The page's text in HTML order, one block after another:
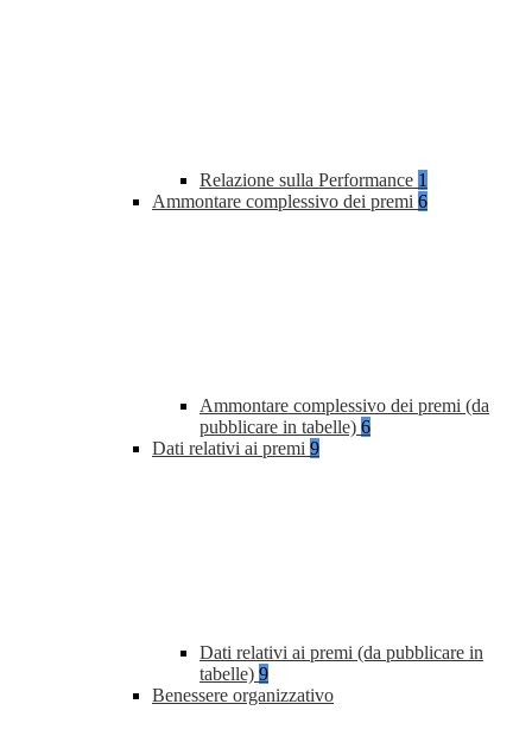
Relazione sulla Performance 1
Ammontare complessivo dei premi 6
Ammontare complessivo dei premi (da
pubblicare in tabelle) 6
Dati relativi ai premi 9
Dati relativi ai premi (da pubblicare in
tabelle) 9
Benessere organizzativo